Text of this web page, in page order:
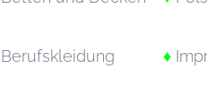
Berufskleidung ♦